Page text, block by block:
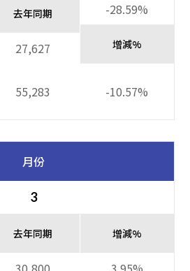
去年同期
27,627
-28.59%
增減%
55,283 -10.57%
月份
3
去年同期 增減%